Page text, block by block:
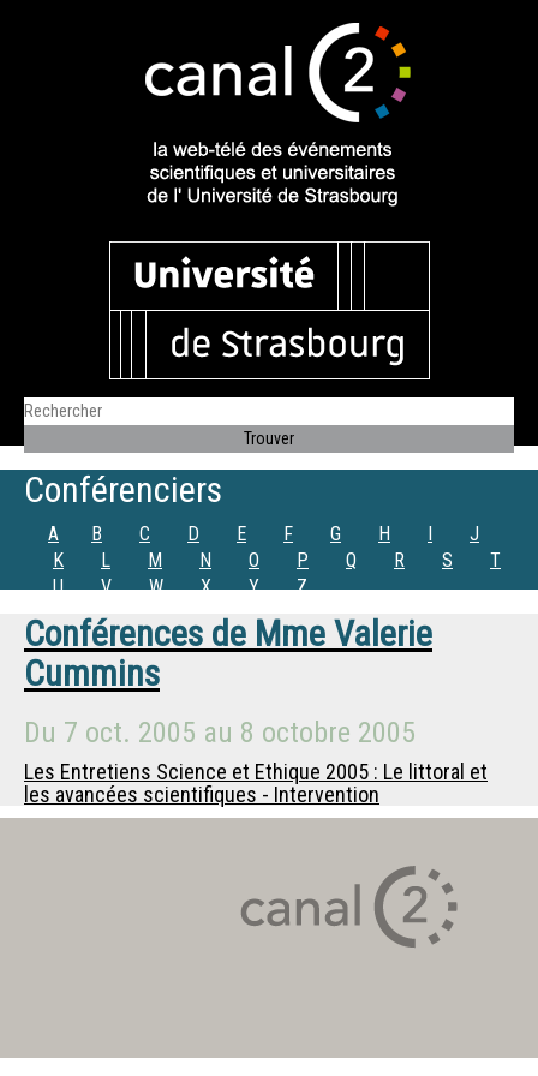
Conférenciers
A B C D E F G H I
J
K
L M N O P Q R S
T
U
V W X Y Z
Conférences de Mme Valerie
Cummins
Du 7 oct. 2005 au 8 octobre 2005
Les Entretiens Science et Ethique 2005 : Le littoral et
les avancées scientifiques - Intervention